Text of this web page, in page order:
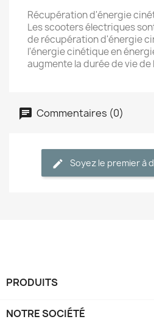
Récupération d'énergie
Les scooters électriques
de récupération d'énergie
l'énergie cinétique en
augmente la durée de vie
Commentaires (0)
Soyez le premier à
PRODUITS
NOTRE SOCIÉTÉ